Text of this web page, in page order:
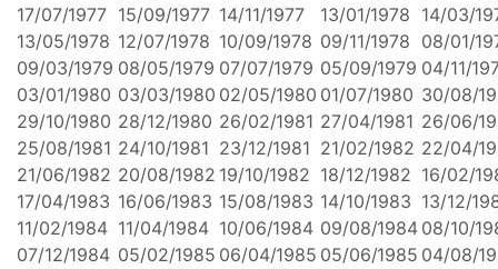
17/07/1977 15/09/1977 14/11/1977 13/01/1978 14/03/
13/05/1978 12/07/1978 10/09/1978 09/11/1978 08/01/
09/03/1979 08/05/1979 07/07/1979 05/09/1979 04/11/
03/01/1980 03/03/1980 02/05/1980 01/07/1980 30/08/
29/10/1980 28/12/1980 26/02/1981 27/04/1981 26/06/
25/08/1981 24/10/1981 23/12/1981 21/02/1982 22/04/
21/06/1982 20/08/1982 19/10/1982 18/12/1982 16/02/
17/04/1983 16/06/1983 15/08/1983 14/10/1983 13/12/
11/02/1984 11/04/1984 10/06/1984 09/08/1984 08/10/
07/12/1984 05/02/1985 06/04/1985 05/06/1985 04/08/